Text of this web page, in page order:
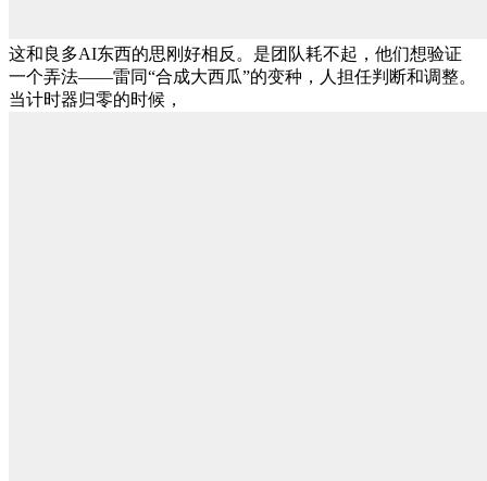
这和良多AI东西的思刚好相反。是团队耗不起，他们想验证
一个弄法——雷同“合成大西瓜”的变种，人担任判断和调整。
当计时器归零的时候，